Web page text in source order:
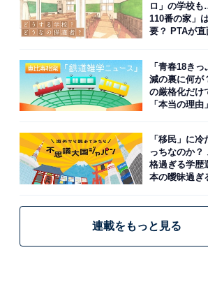
ロ」の学校
110番の家」
要？ PTAが
「青春18き
減の裏に何が
の厳格化だけ
「本当の理由」
「移民」に
っちなのか？
格過ぎる学歴
本の曖昧過ぎ
連載をもっと見る